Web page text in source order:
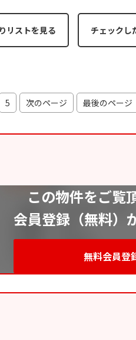
リストを見る
5 次のページ 最後のページ
この物件をご覧
会員登録（無料）
無料会員登